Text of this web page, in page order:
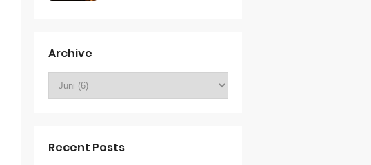
Archive
Recent Posts